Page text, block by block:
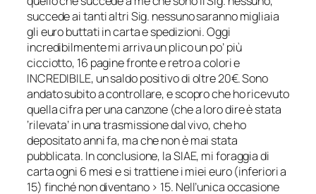
succede ai tanti altri Sig. nessuno saranno migliaia
gli euro buttati in carta e spedizioni. Oggi
incredibilmente mi arriva un plico un po’ più
cicciotto, 16 pagine fronte e retro a colori e
INCREDIBILE, un saldo positivo di oltre 20€. Sono
andato subito a controllare, e scopro che ho ricevuto
quella cifra per una canzone (che a loro dire è stata
‘rilevata’ in una trasmissione dal vivo, che ho
depositato anni fa, ma che non è mai stata
pubblicata. In conclusione, la SIAE, mi foraggia di
carta ogni 6 mesi e si trattiene i miei euro (inferiori a
15) finché non diventano > 15. Nell’unica occasione